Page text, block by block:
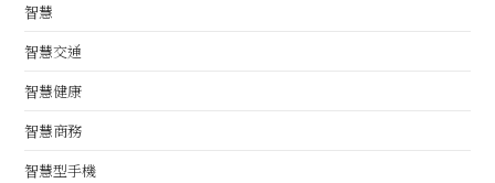
智慧
智慧交通
智慧健康
智慧商務
智慧型手機